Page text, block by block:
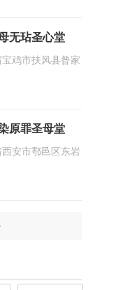
无玷圣心堂
鸡市扶风县昝家
原罪圣母堂
安市鄠邑区东岩